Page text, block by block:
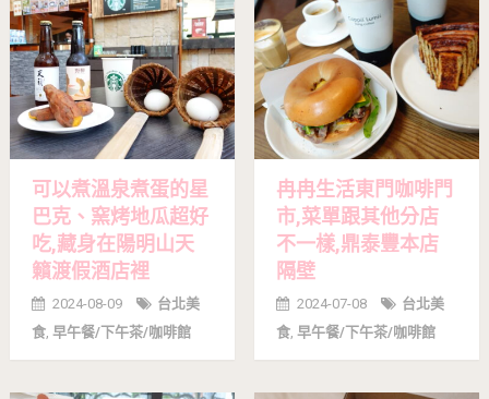
可以煮溫泉煮蛋的星
巴克、窯烤地瓜超好
吃,藏身在陽明山天
籟渡假酒店裡
2024-08-09
台北美
食, 早午餐/下午茶/咖啡館
冉冉生活東門咖啡門
市,菜單跟其他分店
不一樣,鼎泰豐本店
隔壁
2024-07-08
台北美
食, 早午餐/下午茶/咖啡館